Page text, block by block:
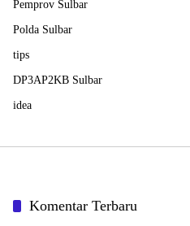
Pemprov Sulbar
Polda Sulbar
tips
DP3AP2KB Sulbar
idea
Komentar Terbaru